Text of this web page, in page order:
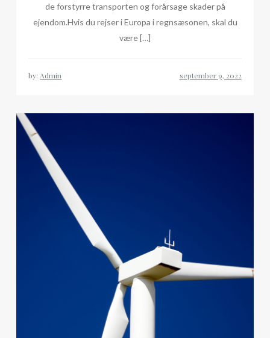
de forstyrre transporten og forårsage skader på
ejendom.Hvis du rejser i Europa i regnsæsonen, skal du
være […]
by: Admin